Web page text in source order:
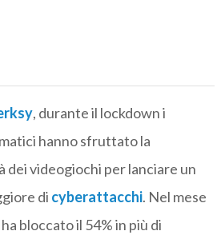
, durante il lockdown i
hanno sfruttato la
dei videogiochi per lanciare un
di cyberattacchi. Nel mese
bloccato il 54% in più di